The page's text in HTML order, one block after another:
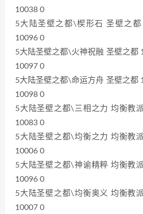
10038 0
5大陆圣壁之都\楔形石 圣壁之都
10096 0
5大陆圣壁之都\火神祝融 圣壁之都
10097 0
5大陆圣壁之都\命运方舟 圣壁之都
10098 0
5大陆圣壁之都\三相之力 均衡教
10083 0
5大陆圣壁之都\均衡之力 均衡教
10006 0
5大陆圣壁之都\神谕精粹 均衡教
10096 0
5大陆圣壁之都\均衡奥义 均衡教
10007 0